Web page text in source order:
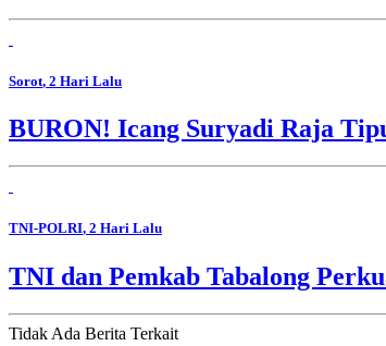
Sorot, 2 Hari Lalu
BURON! Icang Suryadi Raja
TNI-POLRI, 2 Hari Lalu
TNI dan Pemkab Tabalong
Tidak Ada Berita Terkait